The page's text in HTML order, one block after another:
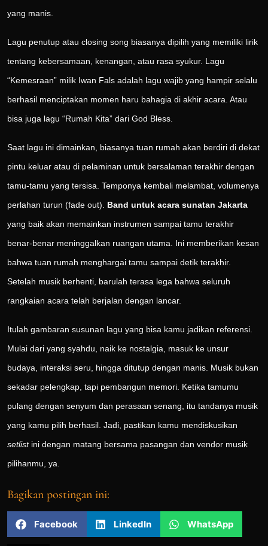
yang manis.
Lagu penutup atau closing song biasanya dipilih yang memiliki lirik
tentang kebersamaan, kenangan, atau rasa syukur. Lagu
“Kemesraan” milik Iwan Fals adalah lagu wajib yang hampir selalu
berhasil menciptakan momen haru bahagia di akhir acara. Atau
bisa juga lagu “Rumah Kita” dari God Bless.
Saat lagu ini dimainkan, biasanya tuan rumah akan berdiri di dekat
pintu keluar atau di pelaminan untuk bersalaman terakhir dengan
tamu-tamu yang tersisa. Temponya kembali melambat, volumenya
perlahan turun (fade out). Band untuk acara sunatan Jakarta
yang baik akan memainkan instrumen sampai tamu terakhir
benar-benar meninggalkan ruangan utama. Ini memberikan kesan
bahwa tuan rumah menghargai tamu sampai detik terakhir.
Setelah musik berhenti, barulah terasa lega bahwa seluruh
rangkaian acara telah berjalan dengan lancar.
Itulah gambaran susunan lagu yang bisa kamu jadikan referensi.
Mulai dari yang syahdu, naik ke nostalgia, masuk ke unsur
budaya, interaksi seru, hingga ditutup dengan manis. Musik bukan
sekadar pelengkap, tapi pembangun memori. Ketika tamumu
pulang dengan senyum dan perasaan senang, itu tandanya musik
yang kamu pilih berhasil. Jadi, pastikan kamu mendiskusikan
setlistini dengan matang bersama pasangan dan vendor musik
pilihanmu, ya.
Bagikan postingan ini:
Facebook LinkedIn WhatsApp